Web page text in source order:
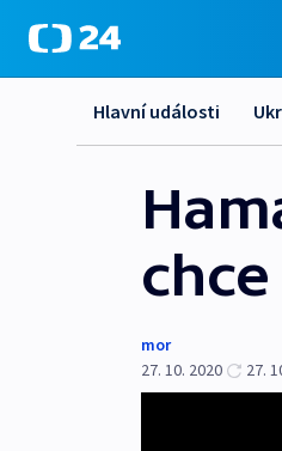
Hlavní události
mor
27. 10. 2020
27.